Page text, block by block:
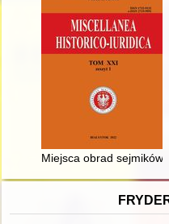
Miejsca obrad sejmików